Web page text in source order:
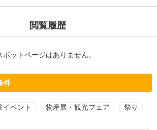
閲覧履歴
ットページはありません。
件
イベント 物産展・観光フェア 祭り